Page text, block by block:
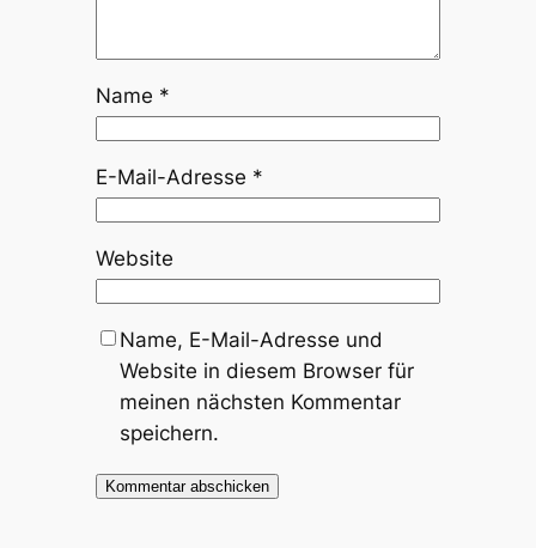
Name *
E-Mail-Adresse *
Website
Name, E-Mail-Adresse und
Website in diesem Browser für
meinen nächsten Kommentar
speichern.